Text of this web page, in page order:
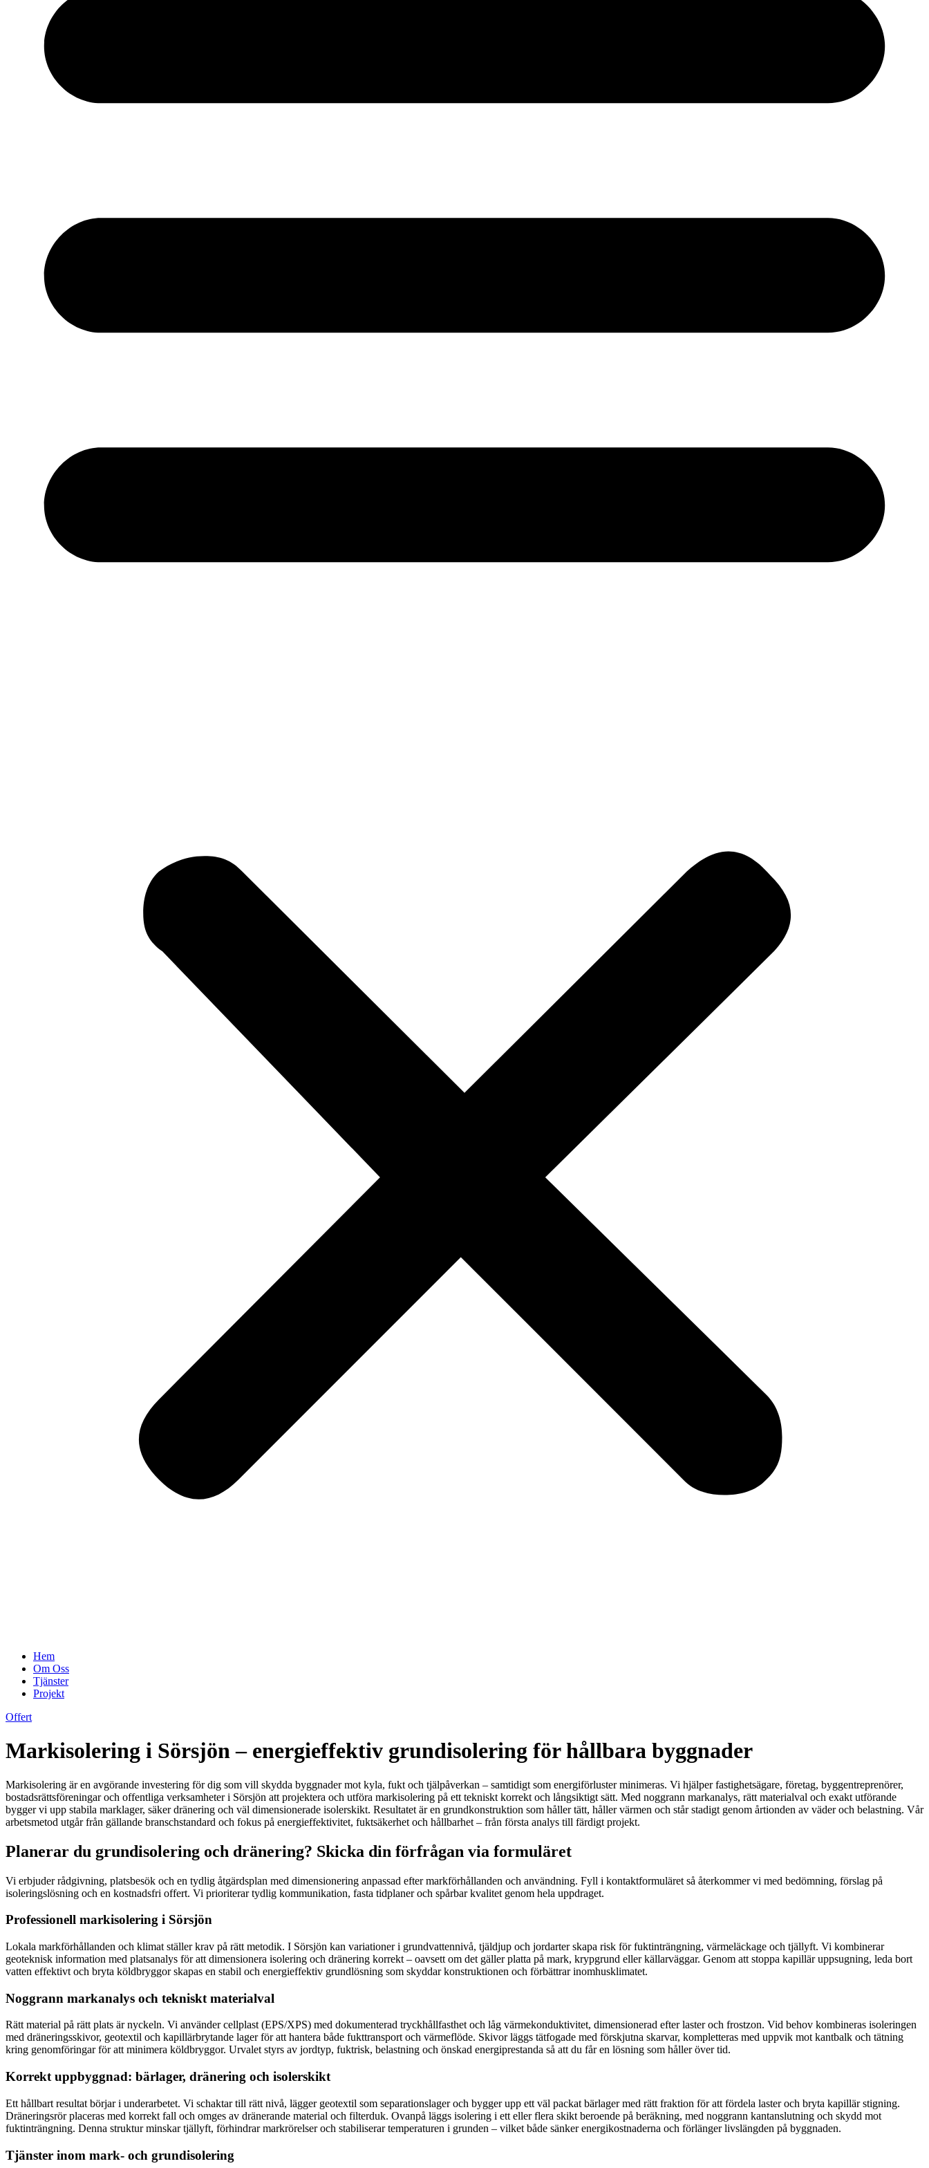
Hem
Om Oss
Tjänster
Projekt
Offert
Markisolering i Sörsjön – energieffektiv grundisolering för hållbara byggnader
Markisolering är en avgörande investering för dig som vill skydda byggnader mot kyla, fukt och tjälpåverkan – samtidigt som energiförluster minimeras. Vi hjälper fastighetsägare, företag, byggentreprenörer,
bostadsrättsföreningar och offentliga verksamheter i Sörsjön att projektera och utföra markisolering på ett tekniskt korrekt och långsiktigt sätt. Med noggrann markanalys, rätt materialval och exakt utförande
bygger vi upp stabila marklager, säker dränering och väl dimensionerade isolerskikt. Resultatet är en grundkonstruktion som håller tätt, håller värmen och står stadigt genom årtionden av väder och belastning. Vår
arbetsmetod utgår från gällande branschstandard och fokus på energieffektivitet, fuktsäkerhet och hållbarhet – från första analys till färdigt projekt.
Planerar du grundisolering och dränering? Skicka din förfrågan via formuläret
Vi erbjuder rådgivning, platsbesök och en tydlig åtgärdsplan med dimensionering anpassad efter markförhållanden och användning. Fyll i kontaktformuläret så återkommer vi med bedömning, förslag på
isoleringslösning och en kostnadsfri offert. Vi prioriterar tydlig kommunikation, fasta tidplaner och spårbar kvalitet genom hela uppdraget.
Professionell markisolering i Sörsjön
Lokala markförhållanden och klimat ställer krav på rätt metodik. I Sörsjön kan variationer i grundvattennivå, tjäldjup och jordarter skapa risk för fuktinträngning, värmeläckage och tjällyft. Vi kombinerar
geoteknisk information med platsanalys för att dimensionera isolering och dränering korrekt – oavsett om det gäller platta på mark, krypgrund eller källarväggar. Genom att stoppa kapillär uppsugning, leda bort
vatten effektivt och bryta köldbryggor skapas en stabil och energieffektiv grundlösning som skyddar konstruktionen och förbättrar inomhusklimatet.
Noggrann markanalys och tekniskt materialval
Rätt material på rätt plats är nyckeln. Vi använder cellplast (EPS/XPS) med dokumenterad tryckhållfasthet och låg värmekonduktivitet, dimensionerad efter laster och frostzon. Vid behov kombineras isoleringen
med dräneringsskivor, geotextil och kapillärbrytande lager för att hantera både fukttransport och värmeflöde. Skivor läggs tätfogade med förskjutna skarvar, kompletteras med uppvik mot kantbalk och tätning
kring genomföringar för att minimera köldbryggor. Urvalet styrs av jordtyp, fuktrisk, belastning och önskad energiprestanda så att du får en lösning som håller över tid.
Korrekt uppbyggnad: bärlager, dränering och isolerskikt
Ett hållbart resultat börjar i underarbetet. Vi schaktar till rätt nivå, lägger geotextil som separationslager och bygger upp ett väl packat bärlager med rätt fraktion för att fördela laster och bryta kapillär stigning.
Dräneringsrör placeras med korrekt fall och omges av dränerande material och filterduk. Ovanpå läggs isolering i ett eller flera skikt beroende på beräkning, med noggrann kantanslutning och skydd mot
fuktinträngning. Denna struktur minskar tjällyft, förhindrar markrörelser och stabiliserar temperaturen i grunden – vilket både sänker energikostnaderna och förlänger livslängden på byggnaden.
Tjänster inom mark- och grundisolering